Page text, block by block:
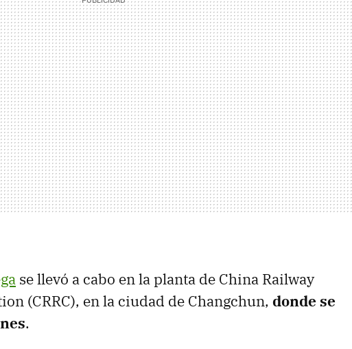
se llevó a cabo en la planta de China Railway
(CRRC), en la ciudad de Changchun, donde se
.